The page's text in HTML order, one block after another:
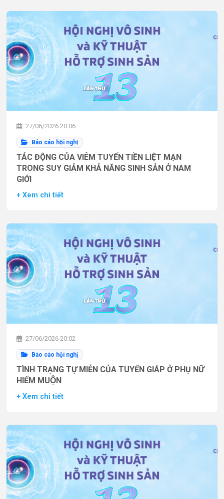
27/06/2026 20:06
Báo cáo hội nghị
TÁC ĐỘNG CỦA VIÊM TUYẾN TIỀN LIỆT MẠN
TRONG SUY GIẢM KHẢ NĂNG SINH SẢN Ở NAM
GIỚI
+ Xem chi tiết
27/06/2026 20:02
Báo cáo hội nghị
TÌNH TRẠNG TỰ MIỄN CỦA TUYẾN GIÁP Ở PHỤ NỮ
HIẾM MUỘN
+ Xem chi tiết